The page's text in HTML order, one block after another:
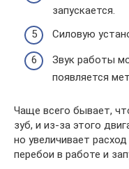
запускается.
Силовую
Звук работы
появляется
Чаще всего бывает,
зуб, и из-за этого
но увеличивает
перебои в работе и